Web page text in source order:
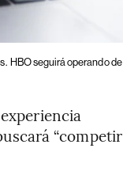
HBO seguirá operando de
“competir